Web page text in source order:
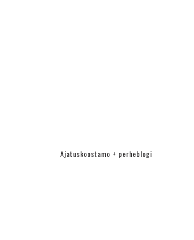
Ajatuskoostamo + perheblogi